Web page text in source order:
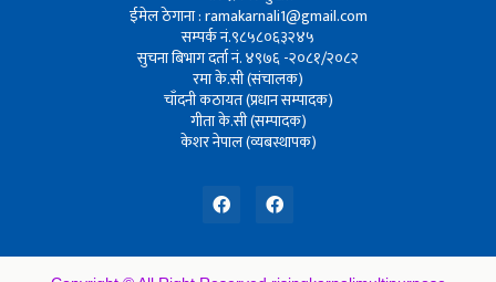
ईमेल ठेगाना : ramakarnali1@gmail.com
सम्पर्क नं.९८५८०६३२४५
सुचना बिभाग दर्ता नं. ४९७६ -२०८१/२०८२
रमा के.सी (संचालक)
चाँदनी कठायत (प्रधान सम्पादक)
गीता के.सी (सम्पादक)
केशर नेपाल (व्यबस्थापक)